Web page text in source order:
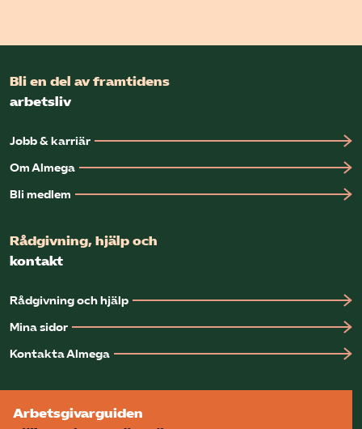
Bli en del av framtidens
arbetsliv
Jobb & karriär
Om Almega
Bli medlem
Rådgivning, hjälp och
kontakt
Rådgivning och hjälp
Mina sidor
Kontakta Almega
Arbetsgivarguiden